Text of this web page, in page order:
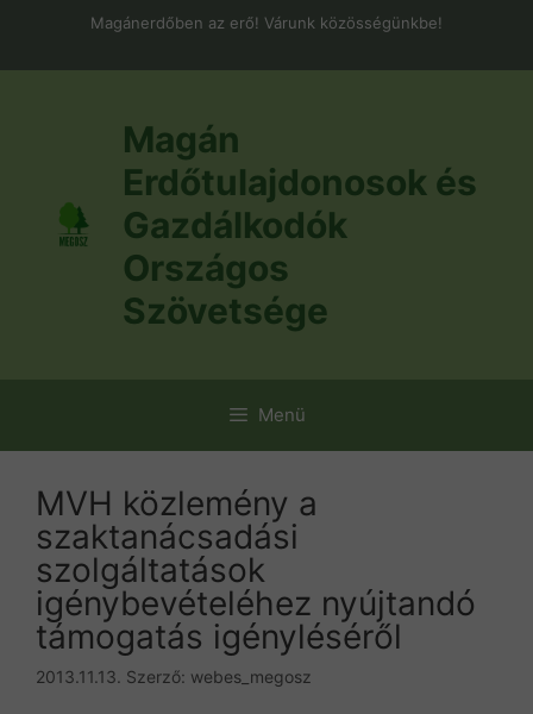
Magánerdőben az erő! Várunk közösségünkbe!
Magán
Erdőtulajdonosok és
Gazdálkodók
Országos
Szövetsége
Menü
MVH közlemény a
szaktanácsadási
szolgáltatások
igénybevételéhez nyújtandó
támogatás igényléséről
2013.11.13. Szerző: webes_megosz